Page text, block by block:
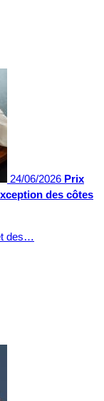
24/06/2026 Prix
des côtes
des…